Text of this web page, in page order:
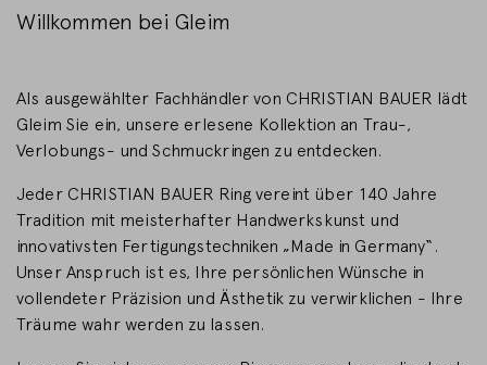
Willkommen bei Gleim
Als ausgewählter Fachhändler von CHRISTIAN BAUER lädt
Gleim Sie ein, unsere erlesene Kollektion an Trau-,
Verlobungs- und Schmuckringen zu entdecken.
Jeder CHRISTIAN BAUER Ring vereint über 140 Jahre
Tradition mit meisterhafter Handwerkskunst und
innovativsten Fertigungstechniken „Made in Germany“.
Unser Anspruch ist es, Ihre persönlichen Wünsche in
vollendeter Präzision und Ästhetik zu verwirklichen - Ihre
Träume wahr werden zu lassen.
Land wechseln
Länderwahl
Deutschland